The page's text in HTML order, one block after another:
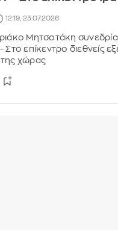
12:19, 23.07.2026
Μητσοτάκη
Στο επίκεντρο διεθνείς
χώρας